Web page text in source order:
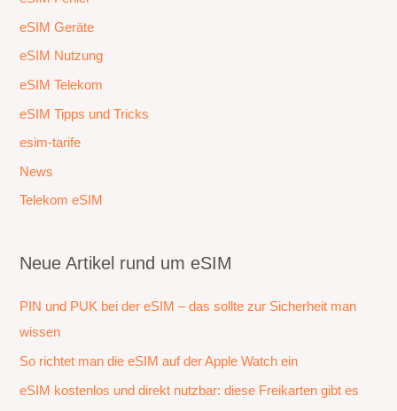
eSIM Geräte
eSIM Nutzung
eSIM Telekom
eSIM Tipps und Tricks
esim-tarife
News
Telekom eSIM
Neue Artikel rund um eSIM
PIN und PUK bei der eSIM – das sollte zur Sicherheit man
wissen
So richtet man die eSIM auf der Apple Watch ein
eSIM kostenlos und direkt nutzbar: diese Freikarten gibt es